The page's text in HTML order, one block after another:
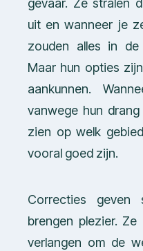
gevaar. Ze stralen
uit en wanneer je
zouden alles in de
Maar hun opties
aankunnen.
vanwege hun
zien op welk
vooral goed zijn.
Correcties geven
brengen plezier.
verlangen om de